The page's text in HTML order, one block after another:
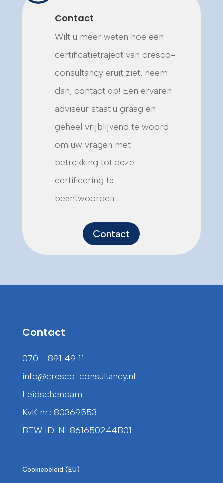
Contact
Wilt u meer weten hoe een
certificatietraject van cresco-
consultancy eruit ziet, neem
dan, contact op! Een ervaren
adviseur staat u graag en
geheel vrijblijvend te woord
om uw vragen met
betrekking tot deze
certificering te
beantwoorden.
Contact
Contact
070 - 891 49 11
info@cresco-consultancy.nl
Leidschendam
KvK nr.: 80369553
BTW ID: NL861650244B01
Cookiebeleid (EU)